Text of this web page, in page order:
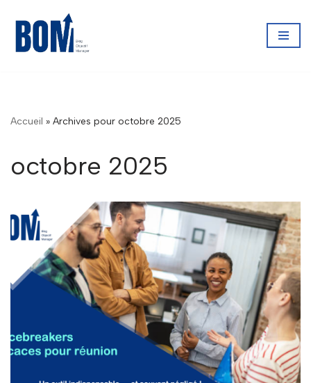
Aller
au
Accueil » Archives pour octobre 2025
octobre 2025